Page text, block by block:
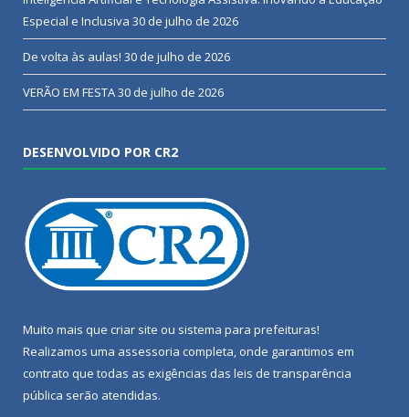
Especial e Inclusiva 30 de julho de 2026
De volta às aulas! 30 de julho de 2026
VERÃO EM FESTA30 de julho de 2026
DESENVOLVIDO POR CR2
Muito mais que criar site ou sistema para prefeituras!
Realizamos uma assessoria completa, onde garantimos em
contrato que todas as exigências das leis de transparência
pública serão atendidas.